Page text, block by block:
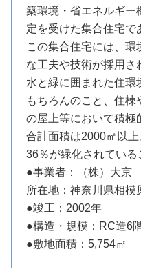
築環境・省エネルギー
定を受けた集合住宅で
この集合住宅には、環
な工夫や技術が採用さ
水と緑に囲まれた住環
もちろんのこと、住
の屋上等において積極
合計面積は2000㎡以
36％が緑化されている
●事業者：（株）大
所在地：神奈川県相模
●竣工：2002年
●構造・規模：RC造6
●敷地面積：5,754㎡